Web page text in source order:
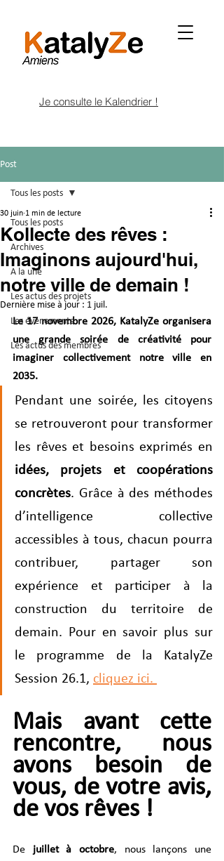
Je consulte le Kalendrier !
Post
Tous les posts
Archives
A la une
Les actus des projets
Les événements
Les actus des membres
Tous les posts
Kollecte des rêves :
Imaginons aujourd'hui,
notre ville de demain !
30 juin 1 min de lecture
Dernière mise à jour : 1 juil.
Le 17 novembre 2026, KatalyZe organisera
une grande soirée de créativité pour
imaginer collectivement notre ville en
2035.
Pendant une soirée, les citoyens
se retrouveront pour transformer
idées, projets et coopérations
concrètes. Grâce à des méthodes
d’intelligence collective
accessibles à tous, chacun pourra
contribuer, partager son
expérience et participer à la
construction du territoire de
demain. Pour en savoir plus sur
le programme de la KatalyZe
Session 26.1, cliquez ici.
Mais avant cette
rencontre, nous
avons besoin de
vous, de votre avis,
de vos rêves !
De juillet à octobre, nous lançons une